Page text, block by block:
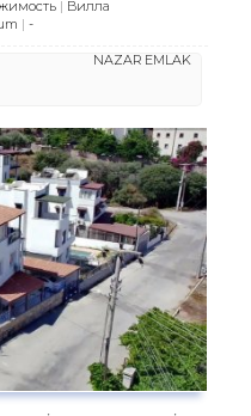
Вилла
-
NAZAR EMLAK